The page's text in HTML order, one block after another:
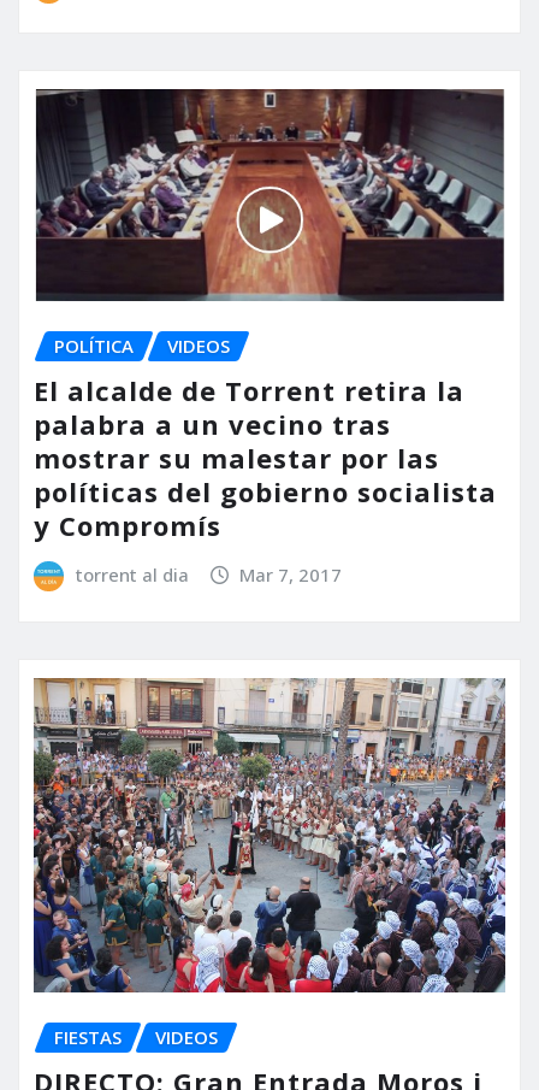
POLÍTICA VIDEOS
El alcalde de Torrent retira la
palabra a un vecino tras
mostrar su malestar por las
políticas del gobierno socialista
y Compromís
torrent al dia Mar 7, 2017
FIESTAS VIDEOS
DIRECTO: Gran Entrada Moros i